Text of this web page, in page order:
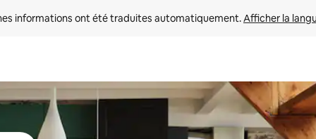
informations ont été traduites automatiquement. Afficher la